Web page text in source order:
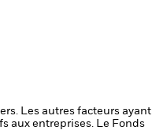
Les autres facteurs ayant
aux entreprises. Le Fonds